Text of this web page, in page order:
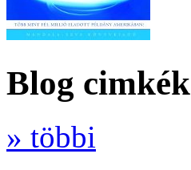
Blog cimkék
» többi